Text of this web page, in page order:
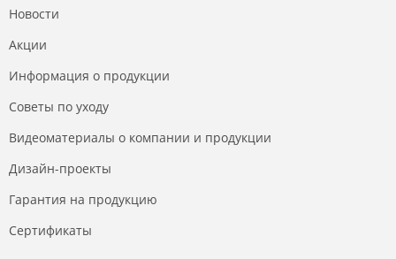
Новости
Акции
Информация о продукции
Советы по уходу
Видеоматериалы о компании и продукции
Дизайн-проекты
Гарантия на продукцию
Сертификаты